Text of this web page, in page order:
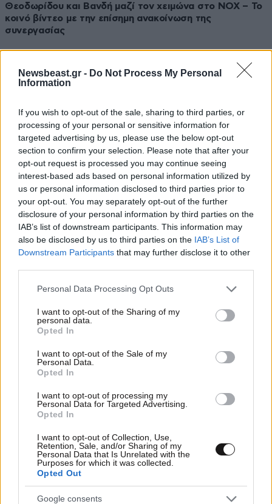
Newsbeast.gr - Do Not Process My Personal
Information
If you wish to opt-out of the sale, sharing to third parties, or
processing of your personal or sensitive information for
targeted advertising by us, please use the below opt-out
section to confirm your selection. Please note that after your
opt-out request is processed you may continue seeing
interest-based ads based on personal information utilized by
us or personal information disclosed to third parties prior to
your opt-out. You may separately opt-out of the further
disclosure of your personal information by third parties on the
IAB’s list of downstream participants. This information may
also be disclosed by us to third parties on the IAB’s List of
Downstream Participants that may further disclose it to other
Please note that this website/app uses one or more Google
not limited to your visit or usage behaviour. You may click to
grant or deny consent to Google and its third-party tags to
use your data for below specified purposes in below Google
consent section.
Personal Data Processing Opt Outs
I want to opt-out of the Sharing of my
personal data.
Opted In
I want to opt-out of the Sale of my
Personal Data.
Opted In
I want to opt-out of processing my
Personal Data for Targeted Advertising.
Opted In
I want to opt-out of Collection, Use,
Retention, Sale, and/or Sharing of my
Personal Data that Is Unrelated with the
Purposes for which it was collected.
Opted Out
Google consents
Θεοδωρίδου και Βανδή μαζί τον χειμώνα στο NOX – Το
κοινό βίντεο με την επίσημη ανακοίνωση της
συνεργασίας
08·06·2026 17:52
Νατάσα Θεοδωρίδου: Το παρασκήνιο της μεγάλης
εμφάνισης στην Κωνσταντινούπολη και η παρουσία του
συντρόφου της στις κερκίδες
02·06·2026 10:12
Η Νατάσα Θεοδωρίδου έρχεται στο Κατράκειο με… ένα